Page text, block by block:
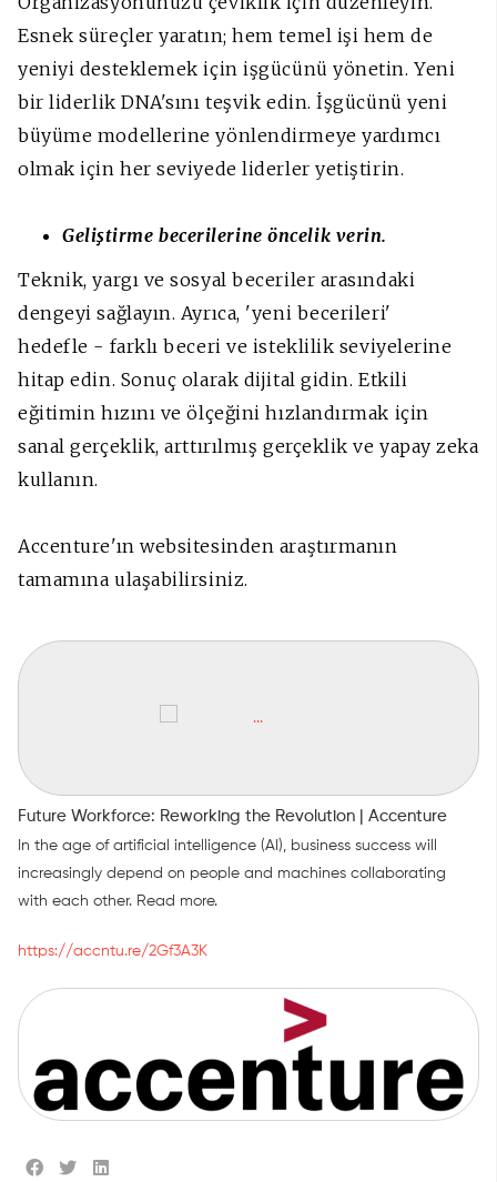
Esnek süreçler yaratın; hem temel işi hem de
yeniyi desteklemek için işgücünü yönetin. Yeni
bir liderlik DNA'sını teşvik edin. İşgücünü yeni
büyüme modellerine yönlendirmeye yardımcı
olmak için her seviyede liderler yetiştirin.
Geliştirme becerilerine öncelik verin.
Teknik, yargı ve sosyal beceriler arasındaki
dengeyi sağlayın. Ayrıca, 'yeni becerileri'
hedefle - farklı beceri ve isteklilik seviyelerine
hitap edin. Sonuç olarak dijital gidin. Etkili
eğitimin hızını ve ölçeğini hızlandırmak için
sanal gerçeklik, arttırılmış gerçeklik ve yapay zeka
kullanın.
Accenture'ın websitesinden araştırmanın
tamamına ulaşabilirsiniz.
Future Workforce: Reworking the Revolution | Accenture
In the age of artificial intelligence (AI), business success will
increasingly depend on people and machines collaborating
with each other. Read more.
https://accntu.re/2Gf3A3K